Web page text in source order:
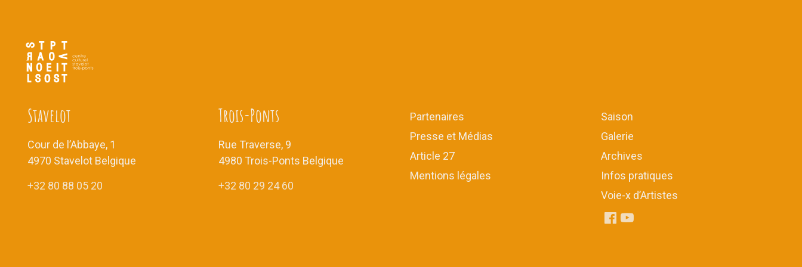
Stavelot
Cour de l’Abbaye, 1
4970 Stavelot Belgique
+32 80 88 05 20
Trois-Ponts
Rue Traverse, 9
4980 Trois-Ponts Belgique
+32 80 29 24 60
Partenaires
Presse et Médias
Article 27
Mentions légales
Saison
Galerie
Archives
Infos pratiques
Voie-x d’Artistes